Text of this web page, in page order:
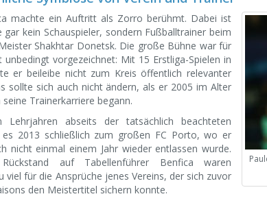
machte ein Auftritt als Zorro berühmt. Dabei ist
gar kein Schauspieler, sondern Fußballtrainer beim
Shakhtar Donetsk. Die große Bühne war für
unbedingt vorgezeichnet: Mit 15 Erstliga-Spielen in
er beileibe nicht zum Kreis öffentlich relevanter
sollte sich auch nicht ändern, als er 2005 im Alter
seine Trainerkarriere begann.
Lehrjahren abseits der tatsächlich beachteten
es 2013 schließlich zum großen FC Porto, wo er
nicht einmal einem Jahr wieder entlassen wurde.
auf Tabellenführer Benfica waren
viel für die Ansprüche jenes Vereins, der sich zuvor
den Meistertitel sichern konnte.